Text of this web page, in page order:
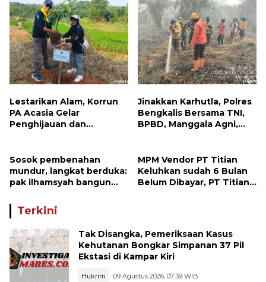
Bantuan Sosial
Lestarikan Alam, Korrun
PA Acasia Gelar
Penghijauan dan
Lingkungan
Jinakkan Karhutla, Polres
Bengkalis Bersama TNI,
BPBD, Manggala Agni,
dan Mandau
Sosok pembenahan
mundur, langkat berduka:
pak ilhamsyah bangun
dunia pendidikan kita
MPM Vendor PT Titian
Keluhkan sudah 6 Bulan
Belum Dibayar, PT Titian
Terkini
Tak Disangka, Pemeriksaan Kasus
Kehutanan Bongkar Simpanan 37 Pil
Ekstasi di Kampar Kiri
Hukrim 09 Agustus 2026, 07:39 WIB